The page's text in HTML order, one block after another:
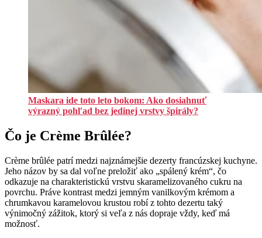
Maskara ide toto leto bokom: Ako dosiahnuť
výrazný pohľad bez jedinej vrstvy špirály?
Čo je Crème Brûlée?
Crème brûlée patrí medzi najznámejšie dezerty francúzskej kuchyne.
Jeho názov by sa dal voľne preložiť ako „spálený krém“, čo
odkazuje na charakteristickú vrstvu skaramelizovaného cukru na
povrchu. Práve kontrast medzi jemným vanilkovým krémom a
chrumkavou karamelovou krustou robí z tohto dezertu taký
výnimočný zážitok, ktorý si veľa z nás dopraje vždy, keď má
možnosť.